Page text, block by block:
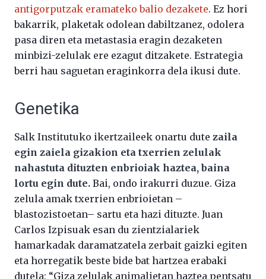
antigorputzak eramateko balio dezakete. Ez hori
bakarrik, plaketak odolean dabiltzanez, odolera
pasa diren eta metastasia eragin dezaketen
minbizi-zelulak ere ezagut ditzakete. Estrategia
berri hau saguetan eraginkorra dela ikusi dute.
Genetika
Salk Institutuko ikertzaileek onartu dute zaila
egin zaiela gizakion eta txerrien zelulak
nahastuta dituzten enbrioiak haztea, baina
lortu egin dute. Bai, ondo irakurri duzue. Giza
zelula amak txerrien enbrioietan –
blastozistoetan– sartu eta hazi dituzte. Juan
Carlos Izpisuak esan du zientzialariek
hamarkadak daramatzatela zerbait gaizki egiten
eta horregatik beste bide bat hartzea erabaki
dutela: “Giza zelulak animalietan haztea pentsatu